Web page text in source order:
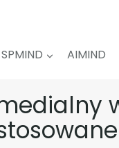
SPMIND AIMIND